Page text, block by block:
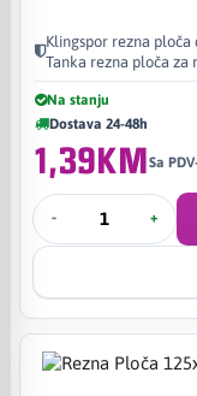
Klingspor rezna ploča
Tanka rezna ploča za
Na stanju
Dostava 24-48h
1,39KMSa
- +